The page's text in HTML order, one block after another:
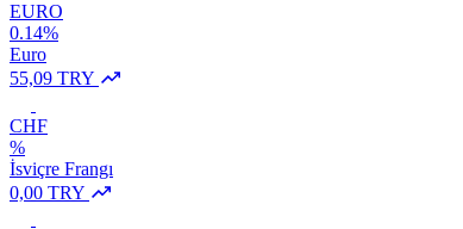
EURO
0.14%
Euro
55,09 TRY
CHF
%
İsviçre Frangı
0,00 TRY